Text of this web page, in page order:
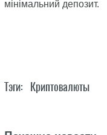
мінімальний депозит.
Тэги: Криптовалюты